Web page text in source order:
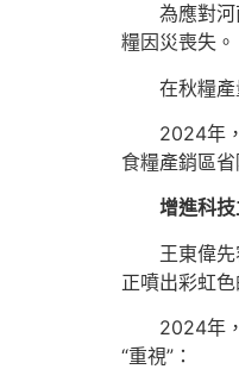
為應對
糧因災喪失。
在秋糧
2024年
食糧產銷區
增進科
王東偉
正噴出彩虹
2024年
“重視”：